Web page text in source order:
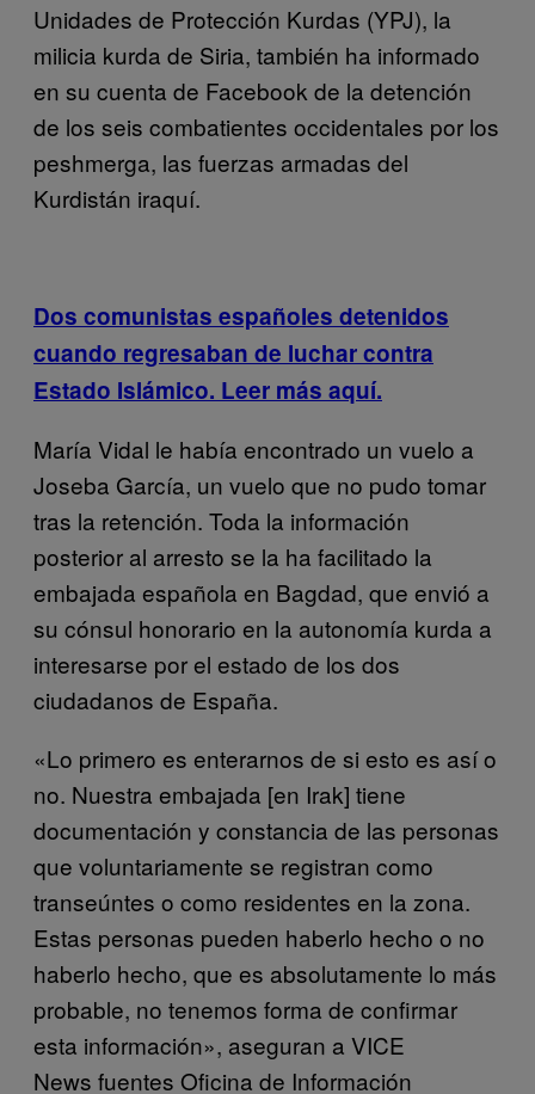
Unidades de Protección Kurdas (YPJ), la
milicia kurda de Siria, también ha informado
en su cuenta de Facebook de la detención
de los seis combatientes occidentales por los
peshmerga, las fuerzas armadas del
Kurdistán iraquí.
Dos comunistas españoles detenidos
cuando regresaban de luchar contra
Estado Islámico. Leer más aquí.
María Vidal le había encontrado un vuelo a
Joseba García, un vuelo que no pudo tomar
tras la retención. Toda la información
posterior al arresto se la ha facilitado la
embajada española en Bagdad, que envió a
su cónsul honorario en la autonomía kurda a
interesarse por el estado de los dos
ciudadanos de España.
«Lo primero es enterarnos de si esto es así o
no. Nuestra embajada [en Irak] tiene
documentación y constancia de las personas
que voluntariamente se registran como
transeúntes o como residentes en la zona.
Estas personas pueden haberlo hecho o no
haberlo hecho, que es absolutamente lo más
probable, no tenemos forma de confirmar
esta información», aseguran a VICE
News fuentes Oficina de Información